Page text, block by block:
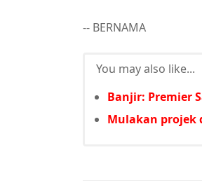
-- BERNAMA
You may also like...
Banjir: Premier
Mulakan projek